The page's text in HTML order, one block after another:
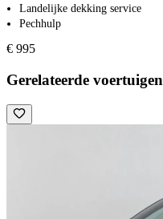
Landelijke dekking service
Pechhulp
€ 995
Gerelateerde voertuigen